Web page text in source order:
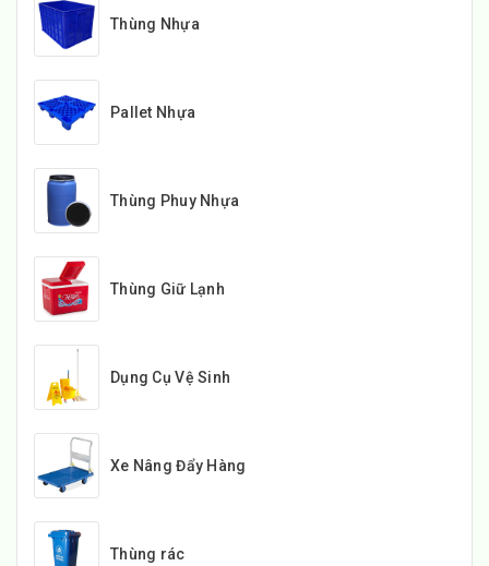
Thùng Nhựa
Pallet Nhựa
Thùng Phuy Nhựa
Thùng Giữ Lạnh
Dụng Cụ Vệ Sinh
Xe Nâng Đẩy Hàng
Thùng rác